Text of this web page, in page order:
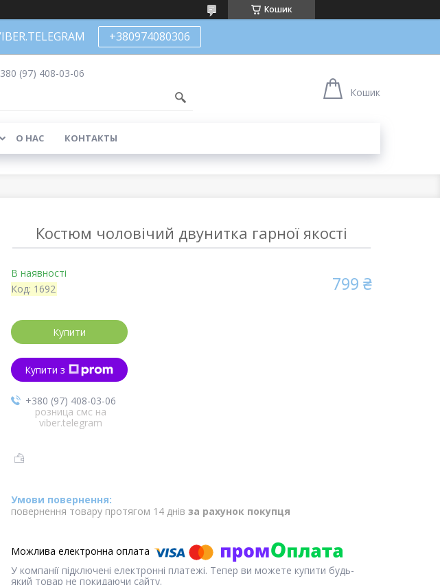
Кошик
+380974080306
(97) 408-03-06
Кошик
О НАС КОНТАКТЫ
Костюм чоловічий двунитка гарної якості
В наявності
Код: 1692 799 ₴
Купити
Купити з
+380 (97) 408-03-06
розница смс на
viber.telegram
повернення товару протягом 14 днів за рахунок покупця
У компанії підключені електронні платежі. Тепер ви можете купити будь-
який товар не покидаючи сайту.